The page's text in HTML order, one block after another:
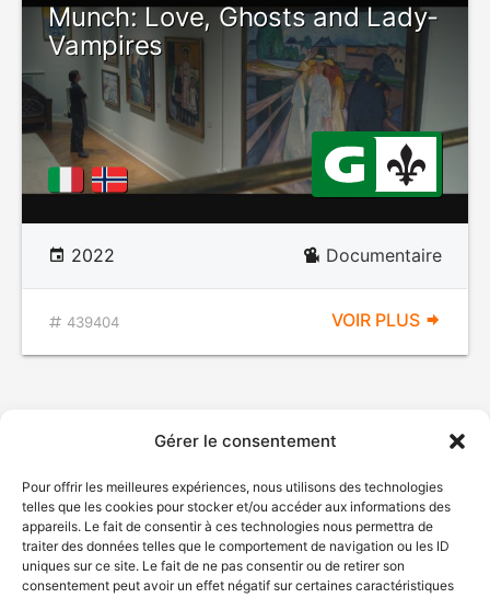
Gérer le consentement
Pour offrir les meilleures expériences, nous utilisons des technologies
telles que les cookies pour stocker et/ou accéder aux informations des
appareils. Le fait de consentir à ces technologies nous permettra de
traiter des données telles que le comportement de navigation ou les ID
uniques sur ce site. Le fait de ne pas consentir ou de retirer son
consentement peut avoir un effet négatif sur certaines caractéristiques
Munch: Love, Ghosts and Lady-
Vampires
2022 Documentaire
439404 VOIR PLUS